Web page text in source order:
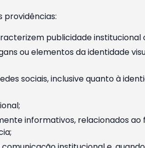
providências:
publicidade institucional
ou elementos da identidade
sociais, inclusive quanto à
informativos, relacionados ao